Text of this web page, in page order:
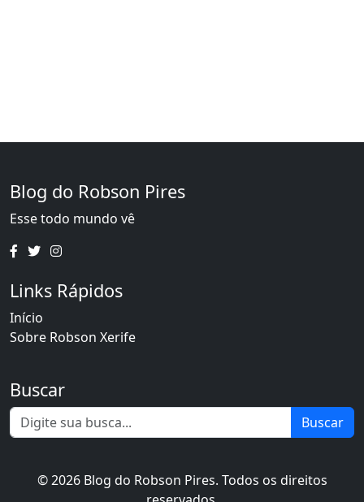
Blog do Robson Pires
Esse todo mundo vê
Links Rápidos
Início
Sobre Robson Xerife
Buscar
Buscar
© 2026 Blog do Robson Pires. Todos os direitos